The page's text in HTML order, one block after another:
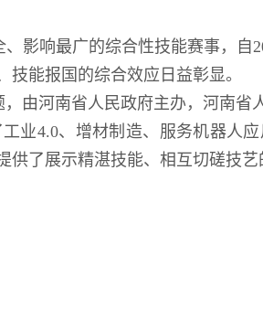
影响最广的综合性技能赛事，
能报国的综合效应日益彰显。
由河南省人民政府主办，河南
业4.0、增材制造、服务机器人
了展示精湛技能、相互切磋技艺